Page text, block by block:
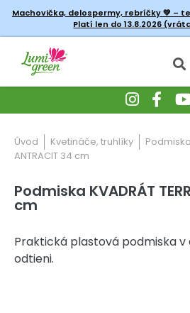
Machovička, delospermy, rebríčky💚 –
Platí len do 13.8.2026
Úvod Kvetináče, truhlíky
Podmiska
ANTRACIT 34 cm
Podmiska KVADRÁT
cm
Praktická plastová podmiska
odtieni.